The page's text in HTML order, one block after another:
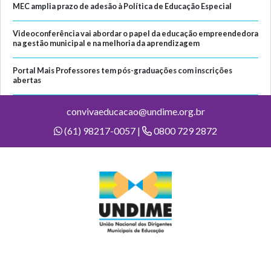
MEC amplia prazo de adesão à Política de Educação Especial
Videoconferência vai abordar o papel da educação empreendedora
na gestão municipal e na melhoria da aprendizagem
Portal Mais Professores tem pós-graduações com inscrições
abertas
convivaeducacao@undime.org.br
(61) 98217-0057 |
0800 729 2872